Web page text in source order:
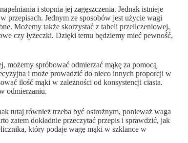
i stopnia jej zagęszczenia. Jednak istnieje
przepisach. Jednym ze sposobów jest użycie wagi
Możemy także skorzystać z tabeli przeliczeniowej,
czy łyżeczki. Dzięki temu będziemy mieć pewność,
możemy spróbować odmierzać mąkę za pomocą
i może prowadzić do nieco innych proporcji w
ilość mąki w zależności od konsystencji ciasta.
odmierzaniu.
tutaj również trzeba być ostrożnym, ponieważ waga
zatem dokładnie przeczytać przepis i sprawdzić, jak
który podaje wagę mąki w szklance w